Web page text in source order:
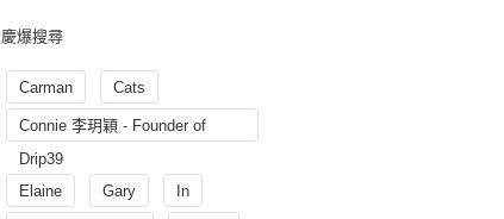
慶爆搜尋
Carman Cats
Connie 李玥穎 - Founder of
Drip39
Elaine
Gary In